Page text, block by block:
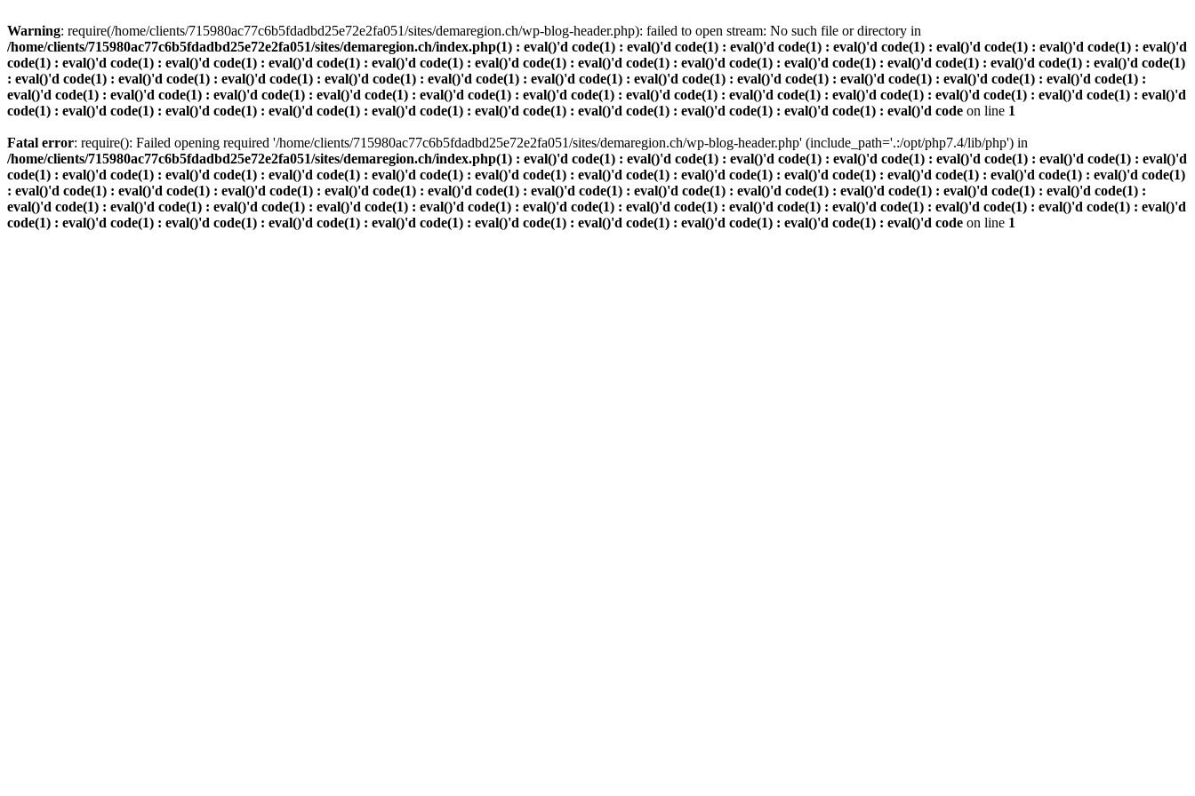
Warning: require(/home/clients/715980ac77c6b5fdadbd25e72e2fa051/sites/demaregion.ch/wp-blog-header.php): failed to open stream: No such file or directory in
/home/clients/715980ac77c6b5fdadbd25e72e2fa051/sites/demaregion.ch/index.php(1) : eval()'d code(1) : eval()'d code(1) : eval()'d code(1) : eval()'d code(1) : eval()'d code(1) : eval()'d code(1) : eval()'d
code(1) : eval()'d code(1) : eval()'d code(1) : eval()'d code(1) : eval()'d code(1) : eval()'d code(1) : eval()'d code(1) : eval()'d code(1) : eval()'d code(1) : eval()'d code(1) : eval()'d code(1) : eval()'d code(1)
: eval()'d code(1) : eval()'d code(1) : eval()'d code(1) : eval()'d code(1) : eval()'d code(1) : eval()'d code(1) : eval()'d code(1) : eval()'d code(1) : eval()'d code(1) : eval()'d code(1) : eval()'d code(1) :
eval()'d code(1) : eval()'d code(1) : eval()'d code(1) : eval()'d code(1) : eval()'d code(1) : eval()'d code(1) : eval()'d code(1) : eval()'d code(1) : eval()'d code(1) : eval()'d code(1) : eval()'d code(1) : eval()'d
code(1) : eval()'d code(1) : eval()'d code(1) : eval()'d code(1) : eval()'d code(1) : eval()'d code(1) : eval()'d code(1) : eval()'d code(1) : eval()'d code(1) : eval()'d code on line 1
Fatal error: require(): Failed opening required '/home/clients/715980ac77c6b5fdadbd25e72e2fa051/sites/demaregion.ch/wp-blog-header.php' (include_path='.:/opt/php7.4/lib/php') in
/home/clients/715980ac77c6b5fdadbd25e72e2fa051/sites/demaregion.ch/index.php(1) : eval()'d code(1) : eval()'d code(1) : eval()'d code(1) : eval()'d code(1) : eval()'d code(1) : eval()'d code(1) : eval()'d
code(1) : eval()'d code(1) : eval()'d code(1) : eval()'d code(1) : eval()'d code(1) : eval()'d code(1) : eval()'d code(1) : eval()'d code(1) : eval()'d code(1) : eval()'d code(1) : eval()'d code(1) : eval()'d code(1)
: eval()'d code(1) : eval()'d code(1) : eval()'d code(1) : eval()'d code(1) : eval()'d code(1) : eval()'d code(1) : eval()'d code(1) : eval()'d code(1) : eval()'d code(1) : eval()'d code(1) : eval()'d code(1) :
eval()'d code(1) : eval()'d code(1) : eval()'d code(1) : eval()'d code(1) : eval()'d code(1) : eval()'d code(1) : eval()'d code(1) : eval()'d code(1) : eval()'d code(1) : eval()'d code(1) : eval()'d code(1) : eval()'d
code(1) : eval()'d code(1) : eval()'d code(1) : eval()'d code(1) : eval()'d code(1) : eval()'d code(1) : eval()'d code(1) : eval()'d code(1) : eval()'d code(1) : eval()'d code on line 1